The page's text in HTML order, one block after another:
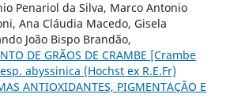
Penariol da Silva, Marco Antonio
Ana Cláudia Macedo, Gisela
João Bispo Brandão,
DE GRÃOS DE CRAMBE [Crambe
abyssinica (Hochst ex R.E.Fr)
ANTIOXIDANTES, PIGMENTAÇÃO E